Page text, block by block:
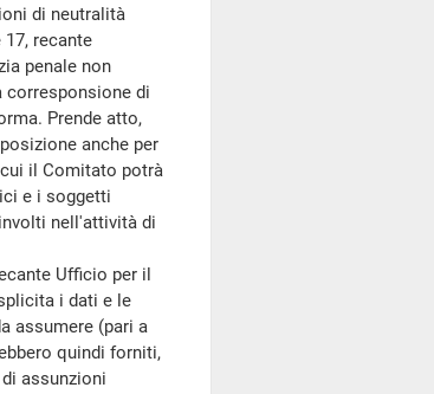
di neutralità
recante
penale non
corresponsione di
Prende atto,
anche per
il Comitato potrà
e i soggetti
nell'attività di
Ufficio per il
i dati e le
assumere (pari a
quindi forniti,
assunzioni